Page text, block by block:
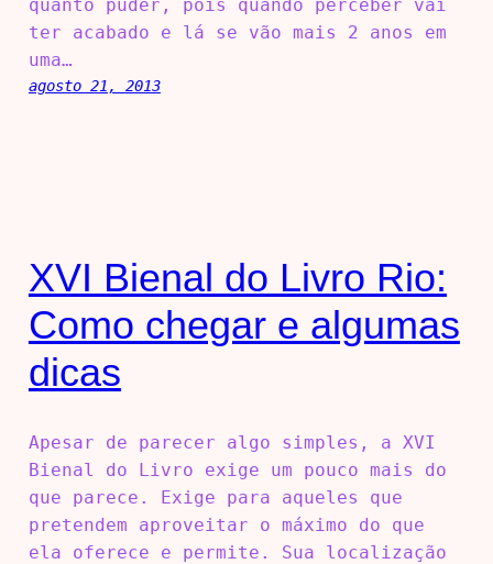
quanto puder, pois quando perceber vai
ter acabado e lá se vão mais 2 anos em
uma…
agosto 21, 2013
XVI Bienal do Livro Rio:
Como chegar e algumas
dicas
Apesar de parecer algo simples, a XVI
Bienal do Livro exige um pouco mais do
que parece. Exige para aqueles que
pretendem aproveitar o máximo do que
ela oferece e permite. Sua localização